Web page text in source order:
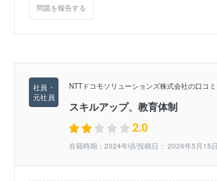
問題を報告する
NTTドコモソリューションズ株式会社の口コ
スキルアップ、教育体制
2.0
在籍時期：2024年頃/投稿日： 2026年5月15日